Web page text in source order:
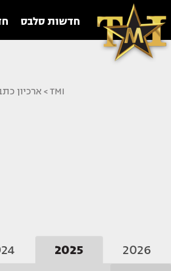
חדשות סלבס
TMI
> ארכיון
2026
2025